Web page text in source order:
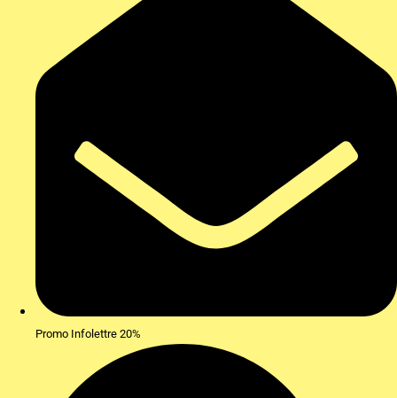
Promo Infolettre 20%